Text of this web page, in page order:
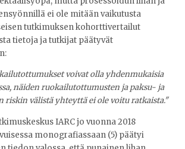
ei ole mitään vaikutusta
tutkimuksen kohorttivertailut
tietoja ja tutkijat päätyvät
voivat olla yhdenmukaisia
näiden ruokailutottumusten ja paksu- ja
riskin välistä yhteyttä ei ole voitu ratkaista."
IARC jo vuonna 2018
monografiassaan (5) päätyi